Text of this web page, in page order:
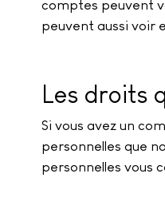
comptes peuvent
peuvent aussi voir
Les droits
Si vous avez un
personnelles que
personnelles vous